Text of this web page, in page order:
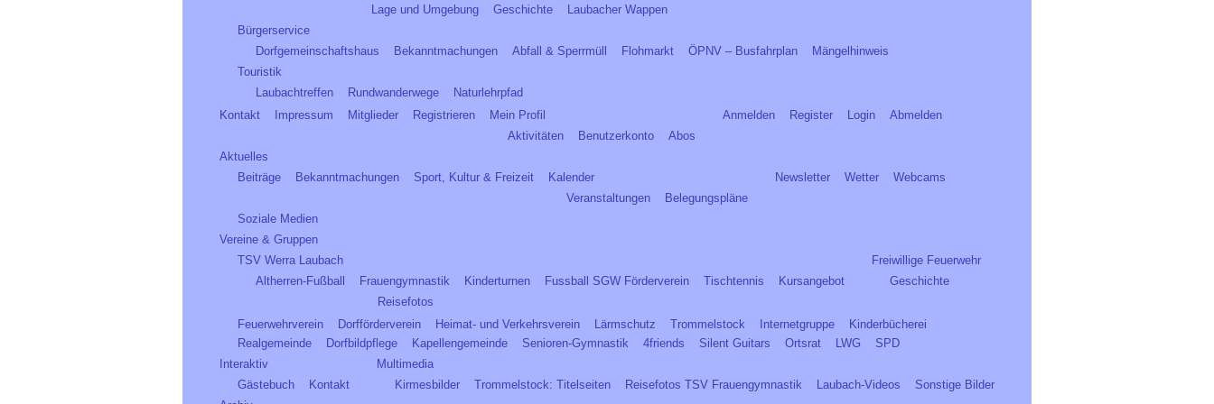
Lage und Umgebung
Geschichte
Laubacher Wappen
Bürgerservice
Dorfgemeinschaftshaus
Bekanntmachungen Abfall & Sperrmüll Flohmarkt ÖPNV – Busfahrplan
Mängelhinweis
Touristik
Laubachtreffen
Rundwanderwege
Naturlehrpfad
Kontakt
Impressum Mitglieder Registrieren
Mein Profil
Aktivitäten
Benutzerkonto Abos
Anmelden Register Login Abmelden
Aktuelles
Beiträge
Bekanntmachungen Sport, Kultur & Freizeit
Kalender
Veranstaltungen
Belegungspläne
Newsletter Wetter Webcams
Soziale Medien
Vereine & Gruppen
TSV Werra Laubach
Altherren-Fußball
Frauengymnastik
Reisefotos
Kinderturnen Fussball SGW Förderverein Tischtennis Kursangebot
Freiwillige Feuerwehr
Geschichte
Feuerwehrverein Dorfförderverein Heimat- und Verkehrsverein Lärmschutz Trommelstock Internetgruppe
Kinderbücherei
Realgemeinde
Dorfbildpflege Kapellengemeinde Senioren-Gymnastik 4friends Silent Guitars Ortsrat LWG
SPD
Interaktiv
Gästebuch
Kontakt
Multimedia
Kirmesbilder
Trommelstock: Titelseiten Reisefotos TSV Frauengymnastik Laubach-Videos
Sonstige Bilder